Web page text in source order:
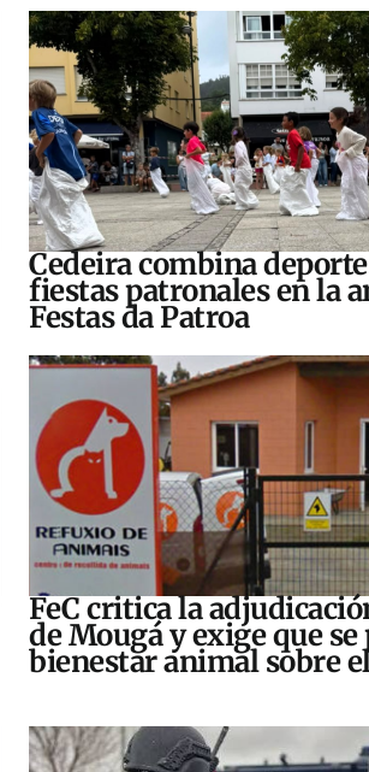
Cedeira combina
fiestas patronales en la
Festas da Patroa
FeC critica la
de Mougá y exige que
bienestar animal sobre